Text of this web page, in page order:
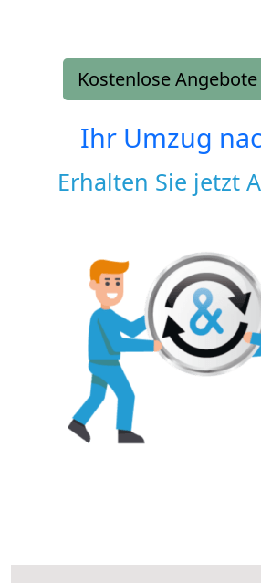
Kostenlose
Ihr Umzug
Erhalten Sie jetzt